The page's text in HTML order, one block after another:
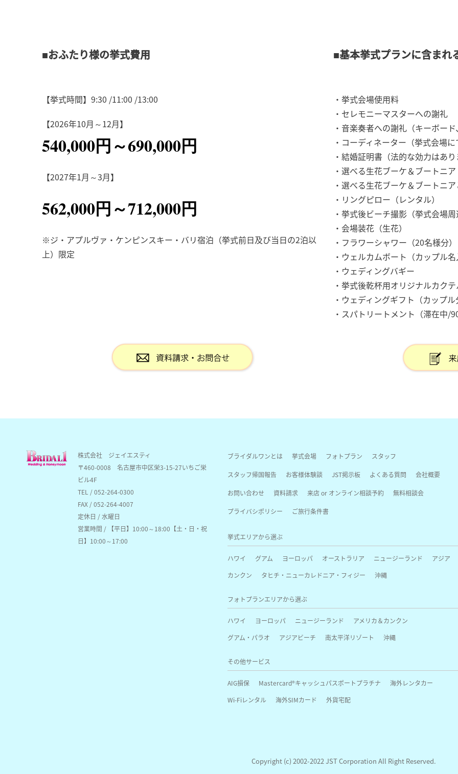
■おふたり様の挙式費用
【挙式時間】9:30 /11:00 /13:00
【2026年10月～12月】
540,000円～690,000円
【2027年1月～3月】
562,000円～712,000円
※ジ・アプルヴァ・ケンピンスキー・バリ宿泊（挙式前日及び当日の2泊以
上）限定
■基本挙式プランに含まれ
・挙式会場使用料
・セレモニーマスターへの謝礼
・音楽奏者への謝礼（キーボー
・コーディネーター（挙式会場
・結婚証明書（法的な効力はあ
・選べる生花ブーケ＆ブートニ
・選べる生花ブーケ＆ブートニ
・リングピロー（レンタル）
・挙式後ビーチ撮影（挙式会場
・会場装花（生花）
・フラワーシャワー（20名様分）
・ウェルカムボート（カップル
・ウェディングバギー
・挙式後乾杯用オリジナルカク
・ウェディングギフト（カップ
・スパトリートメント（滞在中/
株式会社 ジェイエスティ
〒460-0008名古屋市中区栄3-15-27いちご栄
ビル4F
TEL / 052-264-0300
FAX / 052-264-4007
定休日 / 水曜日
営業時間 / 【平日】10:00～18:00【土・日・祝
日】10:00～17:00
ブライダルワンとは 挙式会場 フォトプラン スタッフ
スタッフ帰国報告 お客様体験談 JST掲示板 よくある質問 会社概要
お問い合わせ 資料請求 来店 or オンライン相談予約 無料相談会
プライバシポリシー ご旅行条件書
挙式エリアから選ぶ
ハワイ グアム ヨーロッパ オーストラリア ニュージーランド
アジア
カンクン
タヒチ・ニューカレドニア・フィジー 沖縄
フォトプランエリアから選ぶ
ハワイ ヨーロッパ ニュージーランド
アメリカ＆カンクン
グアム・パラオ
アジアビーチ 南太平洋リゾート 沖縄
その他サービス
AIG損保 Mastercard®キャッシュパスポートプラチナ
海外レンタカー
Wi-Fiレンタル
海外SIMカード 外貨宅配
Copyright (c) 2002-2022 JST Corporation All Right Reserved.